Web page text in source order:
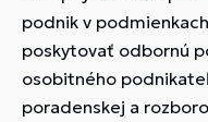
podnik v
poskytovať odbornú
osobitného
poradenskej a